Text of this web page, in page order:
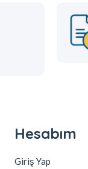
Hesabım
Giriş Yap